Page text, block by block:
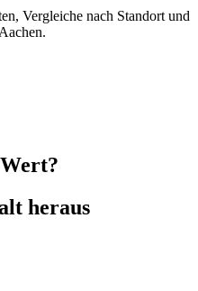
Vergleiche nach Standort und
heraus